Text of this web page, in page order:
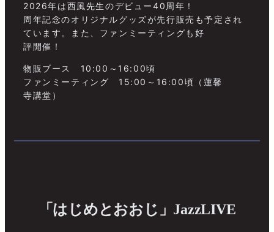
2026年は西風先生のデビュー40周年！
周年記念のオリジナルグッズが先行販売も予定され
ています。また、ファンミーティングも好
評開催！
物販ブース 10:00～16:00頃
ファンミーティング 15:00～16:00頃（蓮馨
寺講堂）
「はじめとおおじ」JazzLIVE